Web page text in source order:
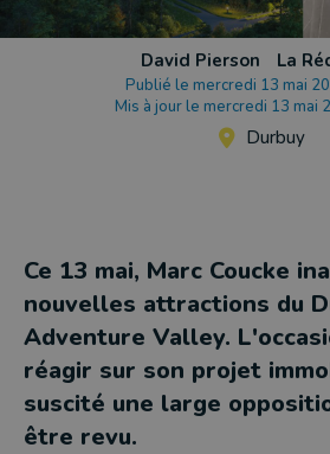
David Pierson La
Publié le mercredi 13 mai
Mis à jour le mercredi 13 mai
Durbuy
Ce 13 mai, Marc Coucke
nouvelles attractions du
Adventure Valley.
réagir sur son projet
suscité une large
être revu.